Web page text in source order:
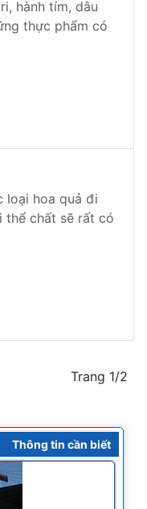
hành tím, dâu
thực phẩm có
loại hoa quả đi
thể chất sẽ rất có
Trang 1/2
Thông tin cần biết